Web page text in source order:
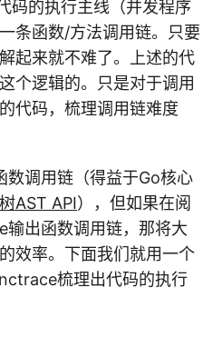
码的执行主线（并发程序
条函数/方法调用链。只要
起来就不难了。上述的代
个逻辑的。只是对于调用
代码，梳理调用链难度
调用链（得益于Go核心
AST API），但如果在阅
出函数调用链，那将大
效率。下面我们就用一个
梳理出代码的执行